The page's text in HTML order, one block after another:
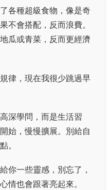
各種超級食物，像是奇
不會搭配，反而浪費。
瓜或青菜，反而更經濟
律，現在我很少跳過早
深學問，而是生活習
始，慢慢擴展。別給自
。
你一些靈感，別忘了，
情也會跟著亮起來。